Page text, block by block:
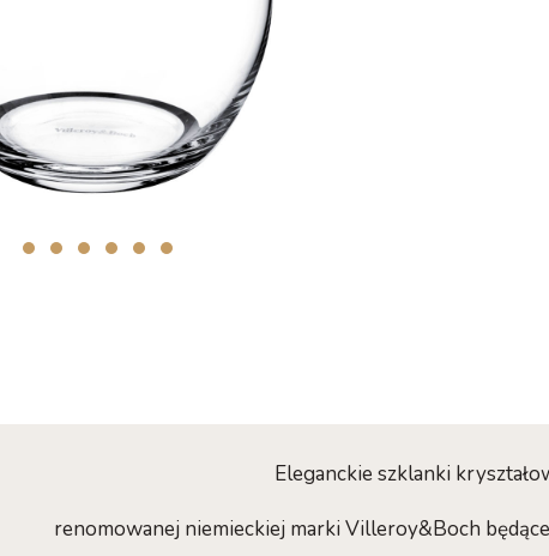
Eleganckie szklanki
renomowanej niemieckiej marki Villeroy&Boch